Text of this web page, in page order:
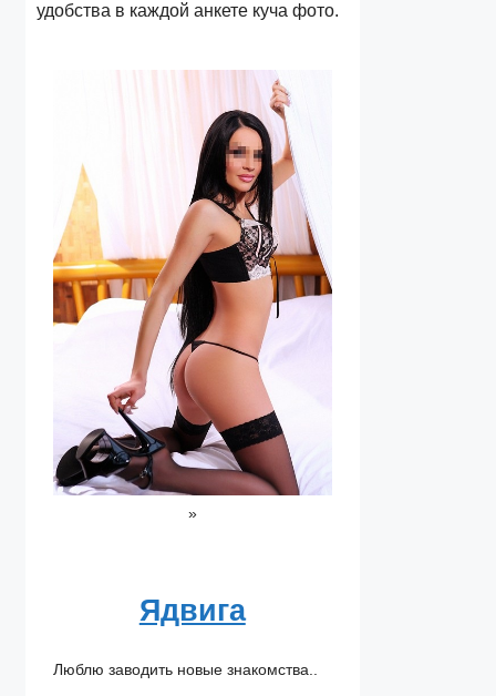
удобства в каждой анкете куча фото.
»
Ядвига
Люблю заводить новые знакомства..